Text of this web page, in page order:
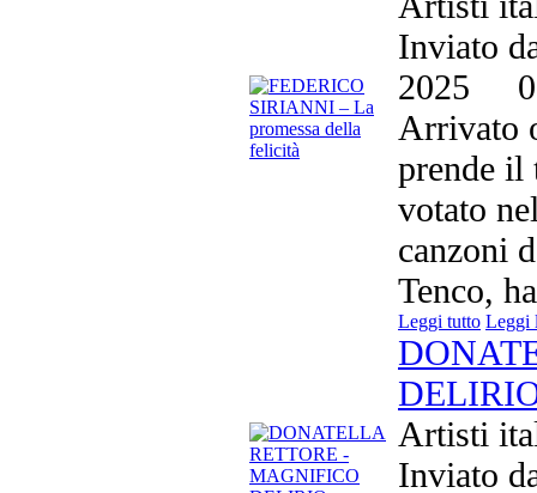
Inviato
2025 0
Arrivato
prende il
votato
canzoni
Tenco,
Leggi tutto Leggi
Artisti
Inviato